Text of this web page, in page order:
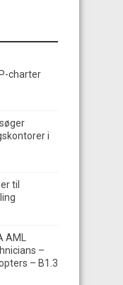
charter
i
til
–
– B1.3